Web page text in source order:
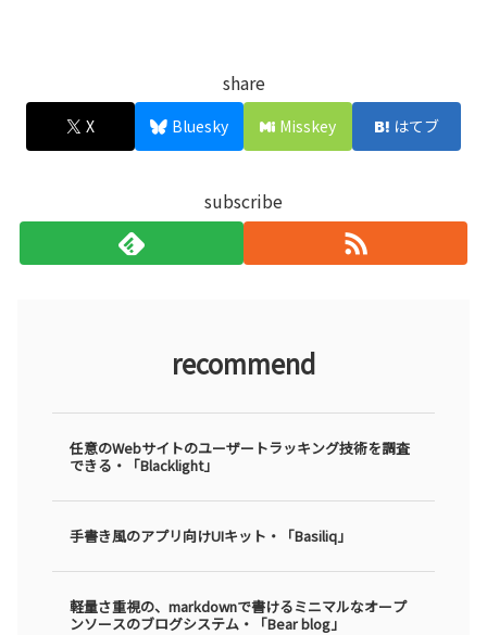
share
X Bluesky Misskey はてブ
subscribe
recommend
任意のWebサイトのユーザートラッキング技術を調査
できる・「Blacklight」
手書き風のアプリ向けUIキット・「Basiliq」
軽量さ重視の、markdownで書けるミニマルなオープ
ンソースのブログシステム・「Bear blog」